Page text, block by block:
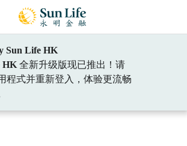
Sun Life HK
HK 全新升级版现已推出！请
程式并重新登入，体验更流畅
约见理财顾问